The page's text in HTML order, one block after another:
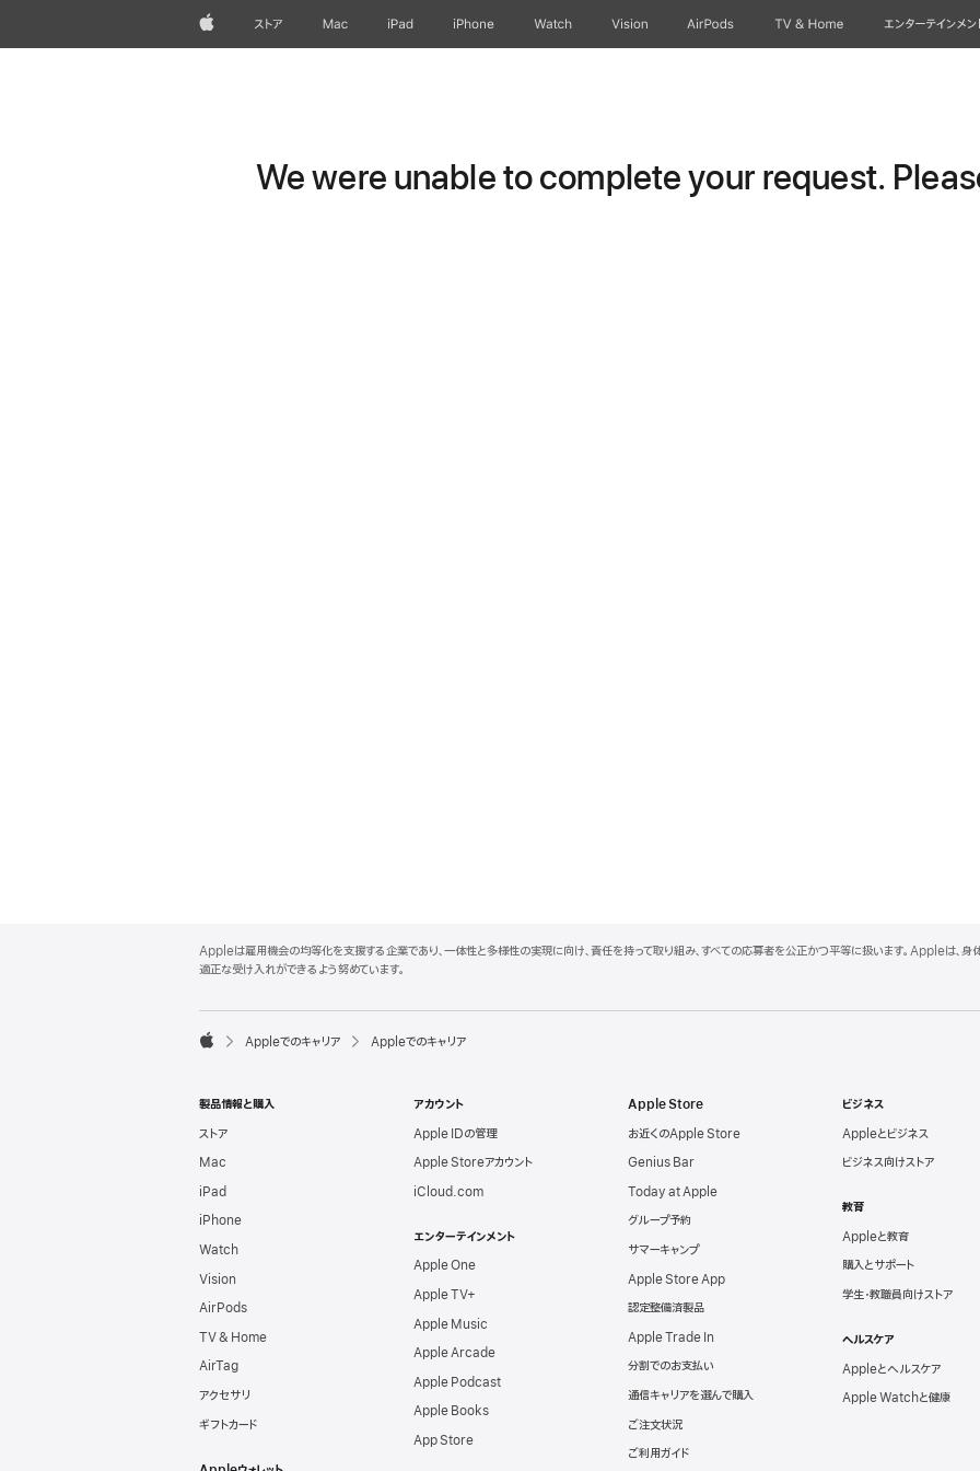
Appleストア Mac iPad iPhone Watch Vision AirPods TV & Home エンターテインメン
We were unable to complete your request.
p
p
e
o
e
Appleは雇用機会の均等化を支援する企業であり、一体性と多様性の実現に向け、責任を持って取り組み、すべての応募者を公正かつ平等に扱います。Appleは、身
適正な受け入れができるよう努めています。

p
l
e
Appleでのキャリア Appleでのキャリア
製品情報と購入
ストア
Mac
iPad
iPhone
Watch
Vision
AirPods
TV & Home
AirTag
アクセサリ
ギフトカード
アカウント
Apple IDの管理
Apple Storeアカウント
iCloud.com
エンターテインメント
Apple One
Apple TV+
Apple Music
Apple Arcade
Apple Podcast
Apple Books
App Store
Apple Store
お近くのApple Store
Genius Bar
Today at Apple
グループ予約
サマーキャンプ
Apple Store App
認定整備済製品
Apple Trade In
分割でのお支払い
通信キャリアを選んで購入
ご注文状況
ご利用ガイド
ビジネス
Appleとビジネス
ビジネス向けストア
教育
Appleと教育
購入とサポート
学生・教職員向けストア
ヘルスケア
Appleとヘルスケア
Apple Watchと健康